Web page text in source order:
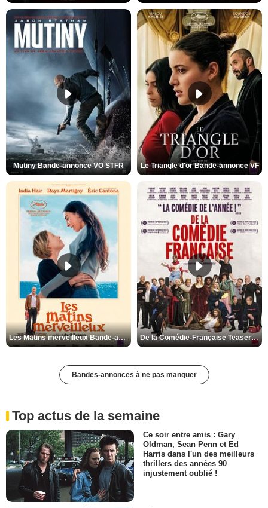
Mutiny Bande-annonce VO STFR Le Triangle d'or Bande-annonce VF
Les Matins merveilleux Bande-annonce VF De la Comédie-Française Teaser VF
Bandes-annonces à ne pas manquer
Top actus de la semaine
Ce soir entre amis : Gary
Oldman, Sean Penn et Ed
Harris dans l'un des meilleurs
thrillers des années 90
injustement oublié !